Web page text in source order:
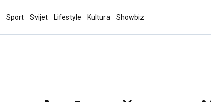
Sport Svijet Lifestyle Kultura Showbiz